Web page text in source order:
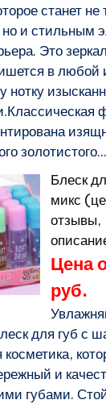
станет не
и стильным
Это
в любой
нотку
золотистого...
Блеск
микс
отзывы,
Цена
руб.
для губ с
и
губами.